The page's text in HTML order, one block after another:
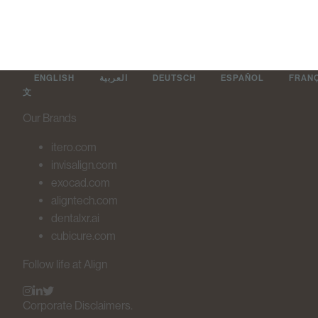
ENGLISH العربية DEUTSCH ESPAÑOL
文
Our Brands
itero.com
invisalign.com
exocad.com
aligntech.com
dentalxr.ai
cubicure.com
Follow life at Align
Corporate Disclaimers.